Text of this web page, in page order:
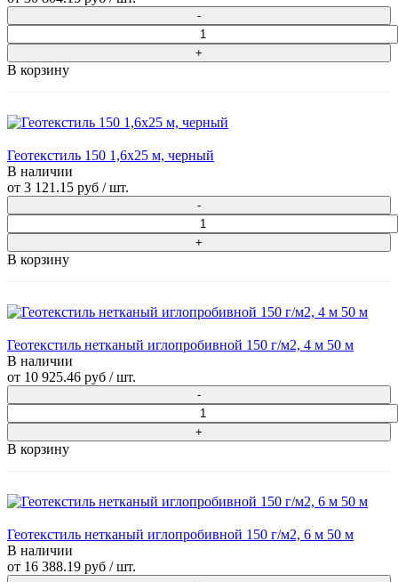
В корзину
Геотекстиль 150 1,6х25 м, черный
В наличии
от 3 121.15 руб / шт.
В корзину
Геотекстиль нетканый иглопробивной 150 г/м2, 4 м 50 м
В наличии
от 10 925.46 руб / шт.
В корзину
Геотекстиль нетканый иглопробивной 150 г/м2, 6 м 50 м
В наличии
от 16 388.19 руб / шт.